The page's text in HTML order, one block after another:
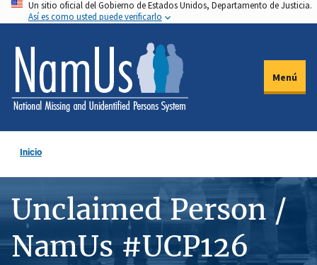
Pasar
al
contenido
principal
Un sitio oficial del Gobierno de Estados Unidos, Departamento de Justicia.
Así es como usted puede verificarlo
Menú
Inicio
Unclaimed Person /
NamUs #UCP126